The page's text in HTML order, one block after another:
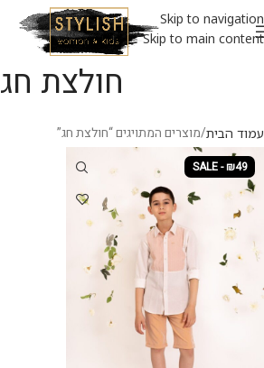
Skip to navigation
Skip to main content
חולצת חג
עמוד הבית מוצרים המתויגים “חולצת חג”
SALE - ₪49